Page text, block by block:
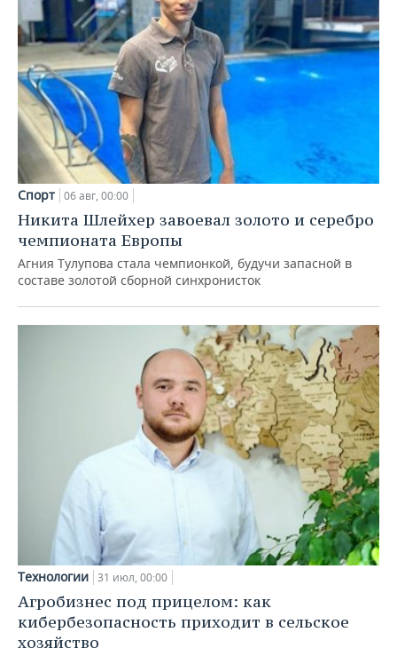
Спорт 06 авг, 00:00
Никита Шлейхер завоевал золото и серебро
чемпионата Европы
Агния Тулупова стала чемпионкой, будучи запасной в
составе золотой сборной синхронисток
Технологии 31 июл, 00:00
Агробизнес под прицелом: как
кибербезопасность приходит в сельское
хозяйство